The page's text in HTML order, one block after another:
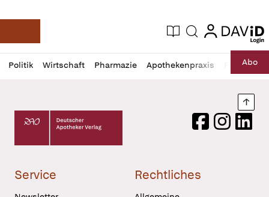
Deutsche Apotheker Zeitung
Aktuelle Ausgabe
Suche login
login
Politik Wirtschaft Pharmazie Apothekenpraxis RechtAbo
Profil
öffnen
Daz
Pur
Deutscher Apotheker Verlag Logo
FacebookInstagram
Service Rechtliches